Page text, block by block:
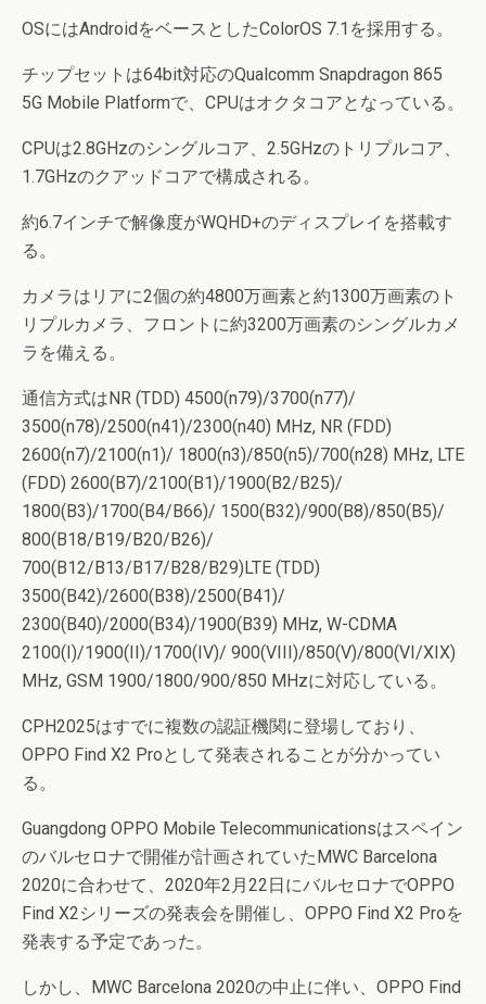
OSにはAndroidをベースとしたColorOS 7.1を採用する。
チップセットは64bit対応のQualcomm Snapdragon 865
5G Mobile Platformで、CPUはオクタコアとなっている。
CPUは2.8GHzのシングルコア、2.5GHzのトリプルコア、
1.7GHzのクアッドコアで構成される。
約6.7インチで解像度がWQHD+のディスプレイを搭載す
る。
カメラはリアに2個の約4800万画素と約1300万画素のト
リプルカメラ、フロントに約3200万画素のシングルカメ
ラを備える。
通信方式はNR (TDD) 4500(n79)/3700(n77)/
3500(n78)/2500(n41)/2300(n40) MHz, NR (FDD)
2600(n7)/2100(n1)/ 1800(n3)/850(n5)/700(n28) MHz, LTE
(FDD) 2600(B7)/2100(B1)/1900(B2/B25)/
1800(B3)/1700(B4/B66)/ 1500(B32)/900(B8)/850(B5)/
800(B18/B19/B20/B26)/
700(B12/B13/B17/B28/B29)LTE (TDD)
3500(B42)/2600(B38)/2500(B41)/
2300(B40)/2000(B34)/1900(B39) MHz, W-CDMA
2100(I)/1900(II)/1700(IV)/ 900(VIII)/850(V)/800(VI/XIX)
MHz, GSM 1900/1800/900/850 MHzに対応している。
CPH2025はすでに複数の認証機関に登場しており、
OPPO Find X2 Proとして発表されることが分かってい
る。
Guangdong OPPO Mobile Telecommunicationsはスペイン
のバルセロナで開催が計画されていたMWC Barcelona
2020に合わせて、2020年2月22日にバルセロナでOPPO
Find X2シリーズの発表会を開催し、OPPO Find X2 Proを
発表する予定であった。
しかし、MWC Barcelona 2020の中止に伴い、OPPO Find